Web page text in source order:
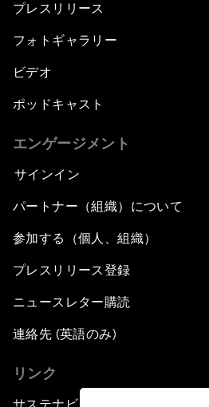
プレスリリース
フォトギャラリー
ビデオ
ポッドキャスト
エンゲージメント
サインイン
パートナー（組織）について
参加する（個人、組織）
プレスリリース登録
ニュースレター購読
連絡先 (英語のみ)
リンク